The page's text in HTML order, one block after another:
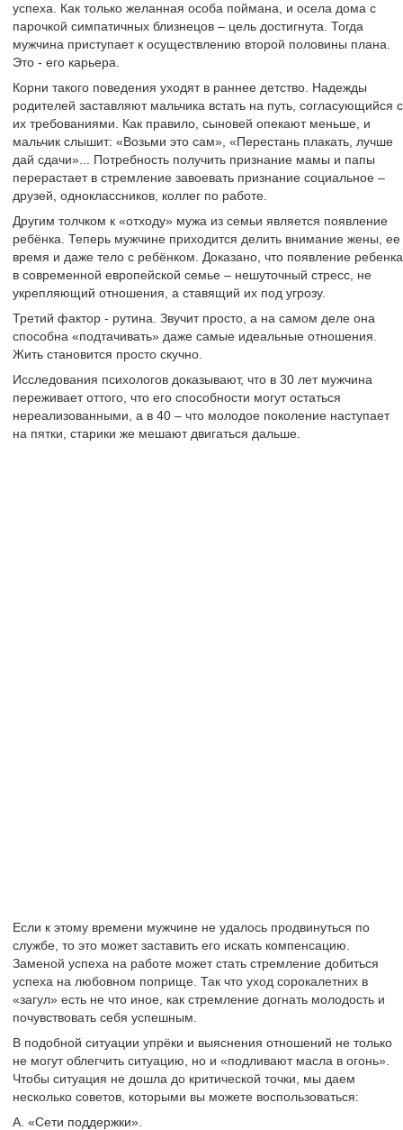
успеха. Как только желанная особа поймана, и осела дома с
парочкой симпатичных близнецов – цель достигнута. Тогда
мужчина приступает к осуществлению второй половины плана.
Это - его карьера.
Корни такого поведения уходят в раннее детство. Надежды
родителей заставляют мальчика встать на путь, согласующийся с
их требованиями. Как правило, сыновей опекают меньше, и
мальчик слышит: «Возьми это сам», «Перестань плакать, лучше
дай сдачи»... Потребность получить признание мамы и папы
перерастает в стремление завоевать признание социальное –
друзей, одноклассников, коллег по работе.
Другим толчком к «отходу» мужа из семьи является появление
ребёнка. Теперь мужчине приходится делить внимание жены, ее
время и даже тело с ребёнком. Доказано, что появление ребенка
в современной европейской семье – нешуточный стресс, не
укрепляющий отношения, а ставящий их под угрозу.
Третий фактор - рутина. Звучит просто, а на самом деле она
способна «подтачивать» даже самые идеальные отношения.
Жить становится просто скучно.
Исследования психологов доказывают, что в 30 лет мужчина
переживает оттого, что его способности могут остаться
нереализованными, а в 40 – что молодое поколение наступает
на пятки, старики же мешают двигаться дальше.
Если к этому времени мужчине не удалось продвинуться по
службе, то это может заставить его искать компенсацию.
Заменой успеха на работе может стать стремление добиться
успеха на любовном поприще. Так что уход сорокалетних в
«загул» есть не что иное, как стремление догнать молодость и
почувствовать себя успешным.
В подобной ситуации упрёки и выяснения отношений не только
не могут облегчить ситуацию, но и «подливают масла в огонь».
Чтобы ситуация не дошла до критической точки, мы даем
несколько советов, которыми вы можете воспользоваться:
А. «Сети поддержки».